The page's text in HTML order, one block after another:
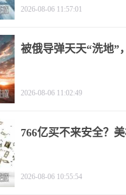
2026-08-06 11:57:01
被俄导弹天天“洗地”
2026-08-06 11:02:49
766亿买不来安全？
2026-08-06 10:55:54